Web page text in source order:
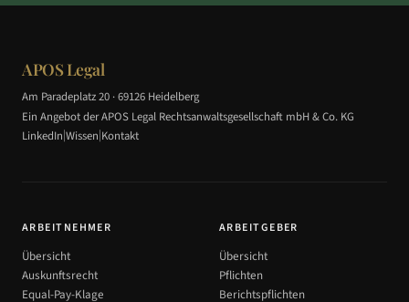
APOS Legal
Am Paradeplatz 20 · 69126 Heidelberg
Ein Angebot der APOS Legal Rechtsanwaltsgesellschaft mbH & Co. KG
LinkedIn|Wissen|Kontakt
ARBEITNEHMER
Übersicht
Auskunftsrecht
Equal-Pay-Klage
ARBEITGEBER
Übersicht
Pflichten
Berichtspflichten